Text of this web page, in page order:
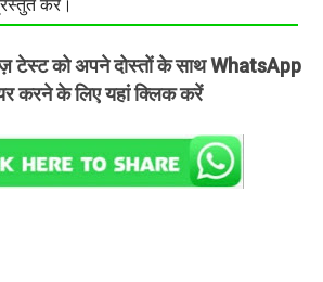
करें।
टेस्ट को अपने दोस्तों के साथ WhatsApp
करने के लिए यहां क्लिक करें